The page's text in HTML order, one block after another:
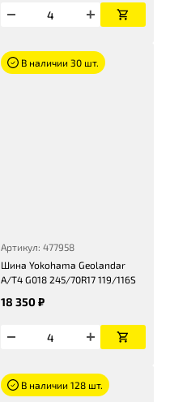
В наличии 30 шт.
Артикул: 477958
Шина Yokohama Geolandar
A/T4 G018 245/70R17 119/116S
18 350 ₽
В наличии 128 шт.